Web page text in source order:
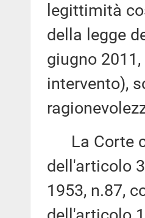
legittimità
della legge
giugno
intervento),
La Corte
dell'articolo
1953, n.87,